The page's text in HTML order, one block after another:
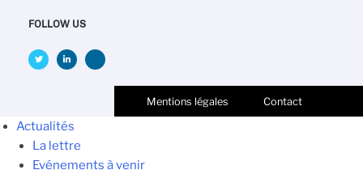
FOLLOW US
Mentions légales Contact
Actualités
La lettre
Evénements à venir